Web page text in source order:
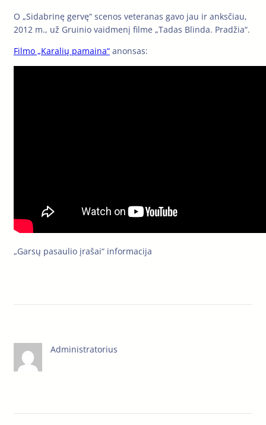
O „Sidabrinę gervę“ scenos veteranas gavo jau ir anksčiau,
2012 m., už Gruinio vaidmenį filme „Tadas Blinda. Pradžia“.
Filmo „Karalių pamaina“ anonsas:
„Garsų pasaulio įrašai“ informacija
Administratorius